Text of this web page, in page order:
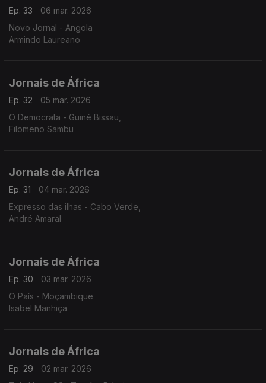
Ep. 33
06 mar. 2026
Novo Jornal - Angola
Armindo Laureano
Jornais de África
Ep. 32
05 mar. 2026
O Democrata - Guiné Bissau,
Filomeno Sambu
Jornais de África
Ep. 31
04 mar. 2026
Expresso das ilhas - Cabo Verde,
André Amaral
Jornais de África
Ep. 30
03 mar. 2026
O País - Moçambique
Isabel Manhiça
Jornais de África
Ep. 29
02 mar. 2026